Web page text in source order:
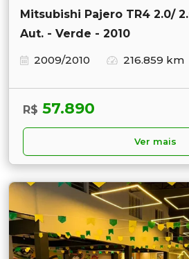
Mitsubishi Pajero TR4 2.0/
Aut. - Verde - 2010
2009/2010
216.859 km
R$ 57.890
Ver mais